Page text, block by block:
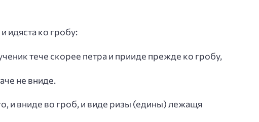
идяста ко гробу:
тече скорее петра и прииде прежде ко гробу,
не вниде.
и вниде во гроб, и виде ризы (едины) лежащя